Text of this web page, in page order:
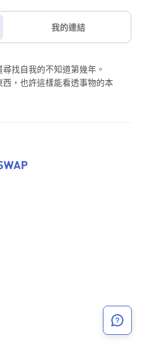
我的連結
找自我的不知道第幾年。
，也許這樣能看透事物的本